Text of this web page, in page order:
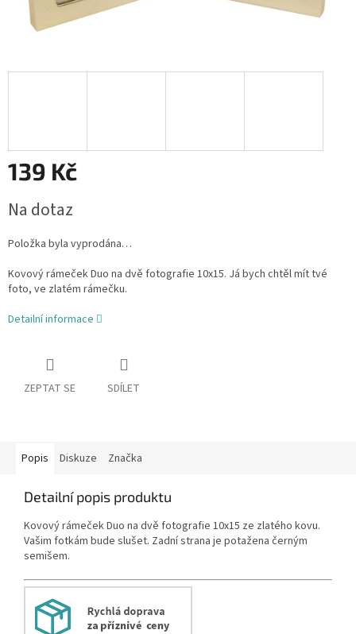
139 Kč
cena:
Na dotaz
Položka byla vyprodána…
Kovový rámeček Duo na dvě fotografie 10x15. Já bych chtěl mít tvé
foto, ve zlatém rámečku.
Detailní informace
ZEPTAT SE SDÍLET
Popis Diskuze Značka
Detailní popis produktu
Kovový rámeček Duo na dvě fotografie 10x15 ze zlatého kovu.
Vašim fotkám bude slušet. Zadní strana je potažena černým
semišem.